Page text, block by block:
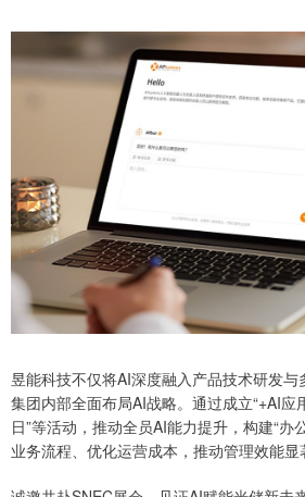
昱能科技不仅将AI深度融入产品技术研发
集团内部全面布局AI战略。通过成立“+AI应
日”等活动，推动全员AI能力提升，构建“办
业务流程、优化运营成本，推动管理效能显